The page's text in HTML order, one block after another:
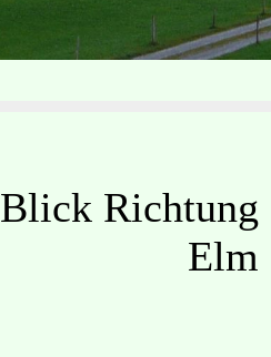
Blick Richtung
Elm